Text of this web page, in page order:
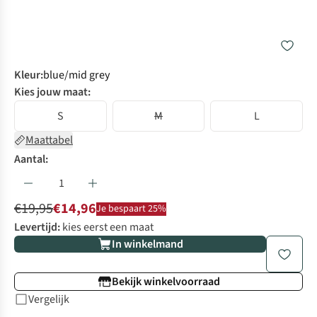
Kleur:blue/mid grey
Kies jouw maat:
S
M
L
Maattabel
Aantal:
€19,95€14,96Je bespaart 25%
Levertijd:kies eerst een maat
In winkelmand
Bekijk winkelvoorraad
Vergelijk